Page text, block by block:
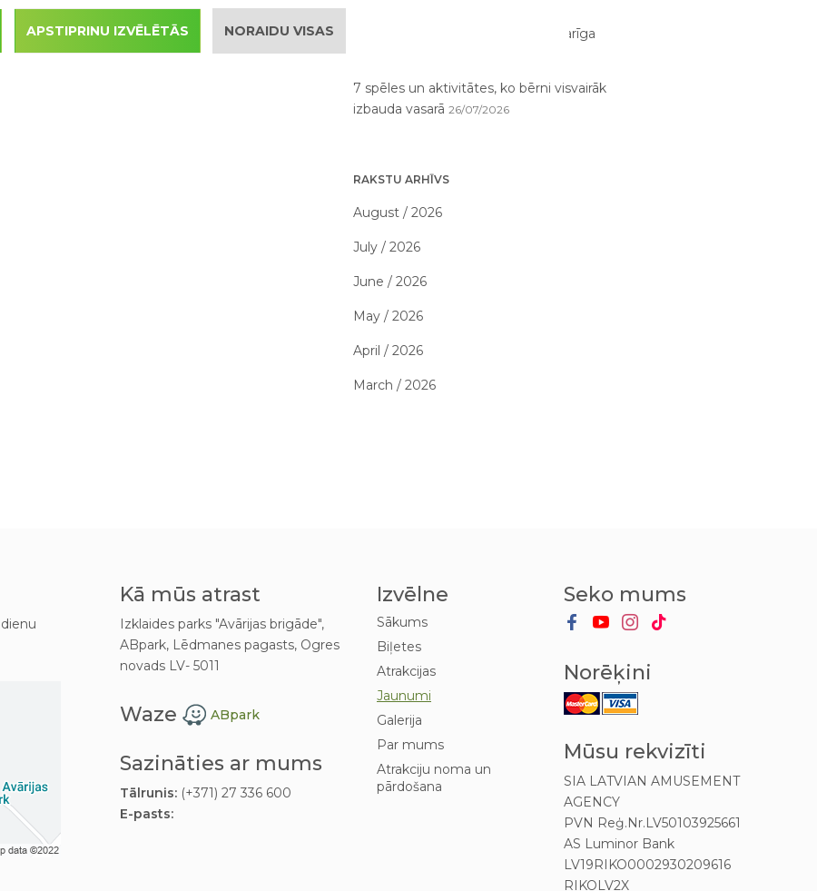
adresiun/vai zvanīt 25616839
Kāpēc aktīva atpūta bērniem ir svarīga
7 spēles un aktivitātes, ko bērni visvairāk
izbauda vasarā26/07/2026
RAKSTU ARHĪVS
August / 2026
July / 2026
June / 2026
May / 2026
April / 2026
March / 2026
Kā mūs atrast
Izklaides parks "Avārijas brigāde",
ABpark, Lēdmanes pagasts, Ogres
novads LV- 5011
Waze ABpark
Sazināties ar mums
Tālrunis:(+371) 27 336 600
E-pasts:
Izvēlne
Sākums
Biļetes
Atrakcijas
Jaunumi
Galerija
Par mums
Atrakciju noma un
pārdošana
Seko mums
Norēķini
Mūsu rekvizīti
SIA LATVIAN AMUSEMENT
AGENCY
PVN Reģ.Nr.LV50103925661
AS Luminor Bank
LV19RIKO0002930209616
RIKOLV2X
APSTIPRINU IZVĒLĒTĀS NORAIDU VISAS